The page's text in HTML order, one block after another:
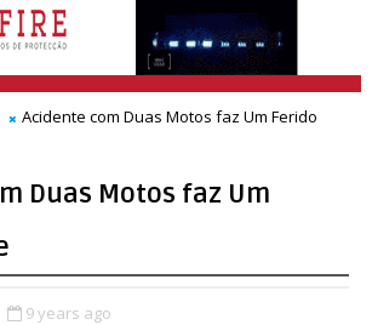
Acidente com Duas Motos faz Um Ferido
Duas Motos faz Um
9 years ago